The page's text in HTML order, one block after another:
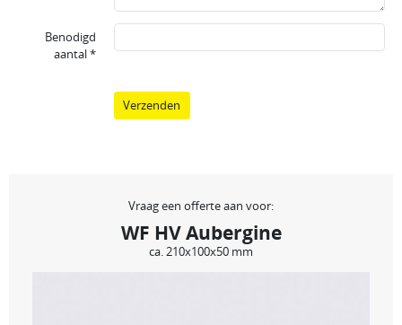
Benodigd
aantal *
Verzenden
Vraag een offerte aan voor:
WF HV Aubergine
ca. 210x100x50 mm